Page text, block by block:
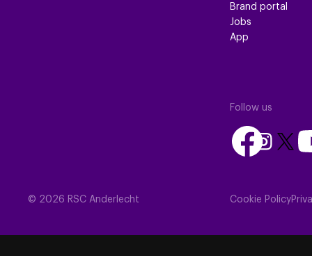
© 2026 RSC Anderlecht
Brand portal
Jobs
App
Follow us
Follow
us
Follow
us
Follow
(Twitter)
us
Cookie Policy